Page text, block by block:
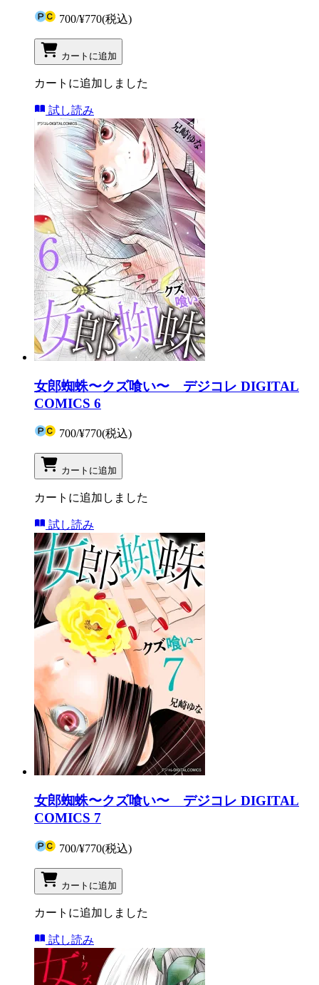
700/¥770(税込)
カートに追加
カートに追加しました
試し読み
女郎蜘蛛〜クズ喰い〜 デジコレ DIGITAL
COMICS 6
700/¥770(税込)
カートに追加
カートに追加しました
試し読み
女郎蜘蛛〜クズ喰い〜 デジコレ DIGITAL
COMICS 7
700/¥770(税込)
カートに追加
カートに追加しました
試し読み